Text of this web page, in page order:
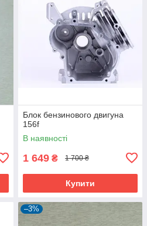
Блок бензинового двигуна
156f
В наявності
1 649 ₴ 1 700 ₴
Купити
–3%